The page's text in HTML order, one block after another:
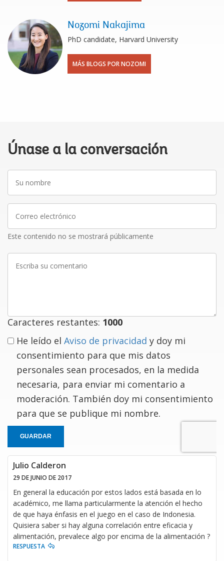
Nozomi Nakajima
PhD candidate, Harvard University
MÁS BLOGS POR NOZOMI
Únase a la conversación
nombre
electrónico
Este contenido no se mostrará públicamente
Caracteres restantes: 1000
He leído el Aviso de privacidad y doy mi
consentimiento para que mis datos
personales sean procesados, en la medida
necesaria, para enviar mi comentario a
moderación. También doy mi consentimiento
para que se publique mi nombre.
GUARDAR
Julio Calderon
29 DE JUNIO DE 2017
En general la educación por estos lados está basada en lo
académico, me llama particularmente la atención el hecho
de que haya énfasis en el juego en el caso de Indonesia.
Quisiera saber si hay alguna correlación entre eficacia y
alimentación, prevalece algo por encima de la alimentación ?
RESPUESTA